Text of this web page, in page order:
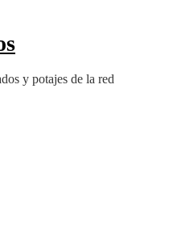
y potajes de la red